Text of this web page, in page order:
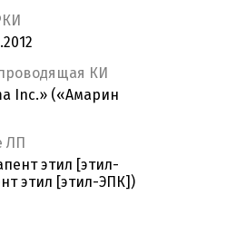
КИ
Inc.» («Амарин
ЛП
этил [этил-
этил [этил-ЭПК])